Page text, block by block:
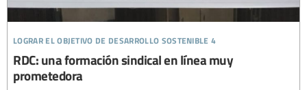
lograr el objetivo de desarrollo sostenible 4
RDC: una formación sindical en línea muy
prometedora